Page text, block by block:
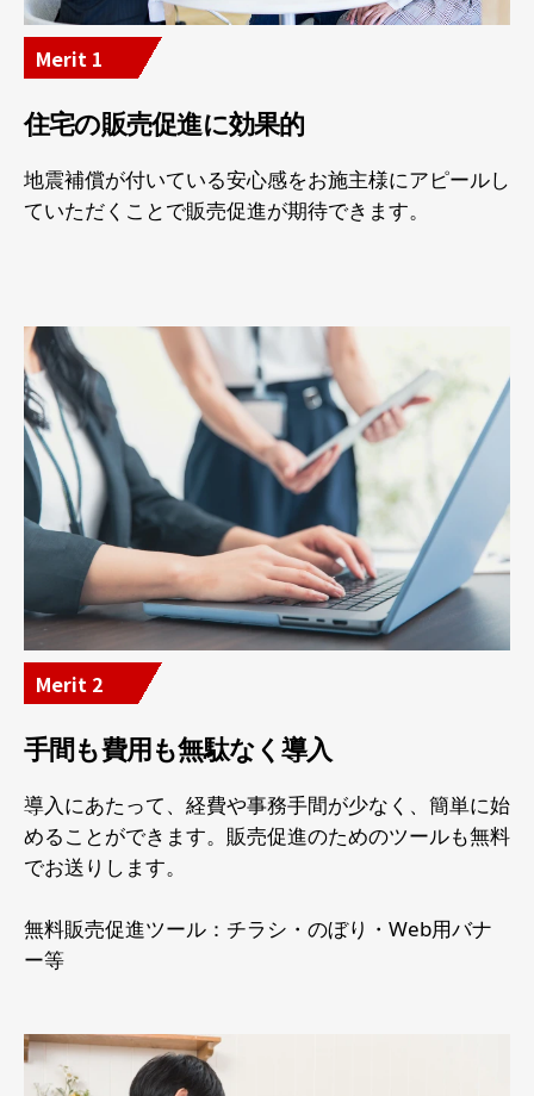
Merit 1
住宅の販売促進に効果的
地震補償が付いている安心感をお施主様にアピールし
ていただくことで販売促進が期待できます。
Merit 2
手間も費用も無駄なく導入
導入にあたって、経費や事務手間が少なく、簡単に始
めることができます。販売促進のためのツールも無料
でお送りします。
無料販売促進ツール：チラシ・のぼり・Web用バナ
ー等